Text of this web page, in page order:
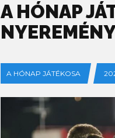
A HÓNAP
A HÓNAP JÁTÉKOSA